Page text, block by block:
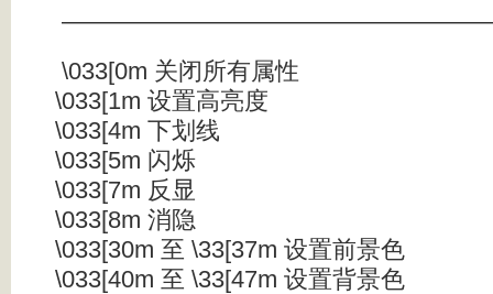
\033[0m 关闭所有属性
\033[1m 设置高亮度
\033[4m 下划线
\033[5m 闪烁
\033[7m 反显
\033[8m 消隐
\033[30m 至 \33[37m 设置前景色
\033[40m 至 \33[47m 设置背景色